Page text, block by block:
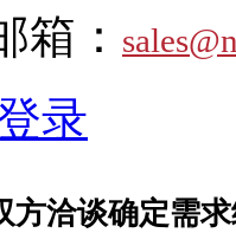
箱：
录
方洽谈确定需